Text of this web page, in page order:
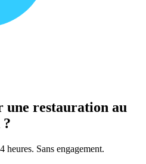
une restauration au
Sans engagement.